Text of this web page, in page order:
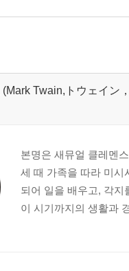
(Mark Twain,トウェイン
본명은 새뮤얼 클레멘
세 때 가족을 따라 미시
되어 일을 배우고, 각지
이 시기까지의 생활과